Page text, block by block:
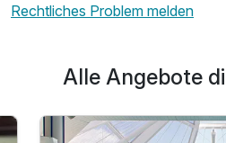
Rechtliches Problem melden
Alle Angebote